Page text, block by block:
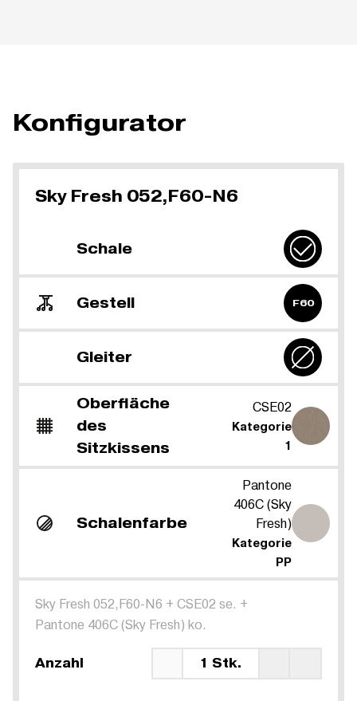
Konfigurator
Sky Fresh 052,F60-N6
Schale
Gestell F60
Gleiter
Oberfläche
des
Sitzkissens
CSE02
Kategorie
1
Schalenfarbe
Pantone
406C (Sky
Fresh)
Kategorie
PP
Sky Fresh 052,F60-N6 + CSE02 se. +
Pantone 406C (Sky Fresh) ko.
Anzahl 1 Stk.